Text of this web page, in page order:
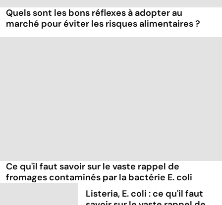
Quels sont les bons réflexes à adopter au
marché pour éviter les risques alimentaires ?
Ce qu'il faut savoir sur le vaste rappel de
fromages contaminés par la bactérie E. coli
Listeria, E. coli : ce qu'il faut